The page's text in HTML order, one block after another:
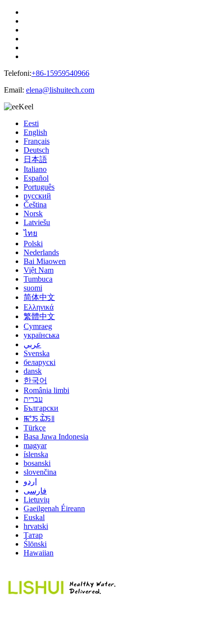
Telefoni:+86-15959540966
Email: elena@lishuitech.com
Keel
Eesti
English
Français
Deutsch
日本語
Italiano
Español
Português
русский
Čeština
Norsk
Latviešu
ไทย
Polski
Nederlands
Bai Miaowen
Việt Nam
Tumbuca
suomi
简体中文
Ελληνικά
繁體中文
Cymraeg
українська
عربي
Svenska
беларускі
dansk
한국어
România limbi
עברית
Български
ꯃꯦꯏ ꯊꯥꯏ꯫
Türkçe
Basa Jawa Indonesia
magyar
íslenska
bosanski
slovenčina
اردو
فارسی
Lietuvių
Gaeilgenah Éireann
Euskal
hrvatski
Татар
Ślōnski
Hawaiian